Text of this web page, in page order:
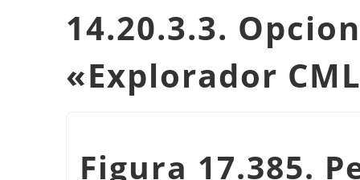
14.20.3.3.
«Explorador
Figura 17.385.